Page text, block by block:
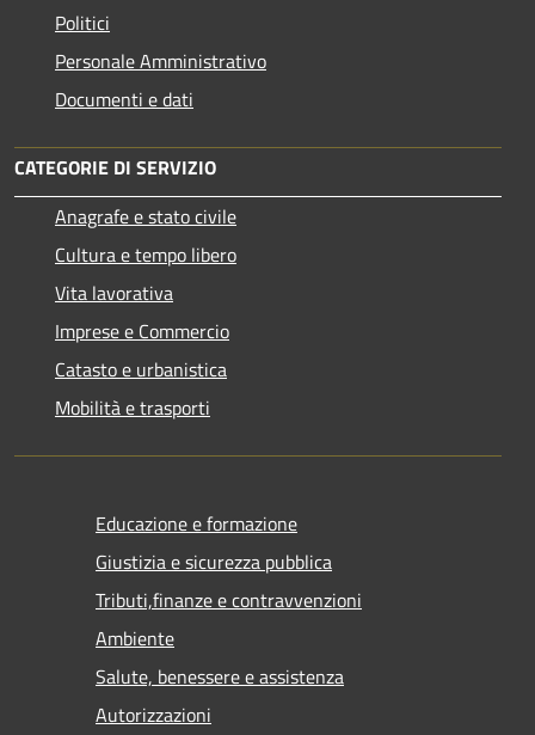
Politici
Personale Amministrativo
Documenti e dati
CATEGORIE DI SERVIZIO
Anagrafe e stato civile
Cultura e tempo libero
Vita lavorativa
Imprese e Commercio
Catasto e urbanistica
Mobilità e trasporti
Educazione e formazione
Giustizia e sicurezza pubblica
Tributi,finanze e contravvenzioni
Ambiente
Salute, benessere e assistenza
Autorizzazioni